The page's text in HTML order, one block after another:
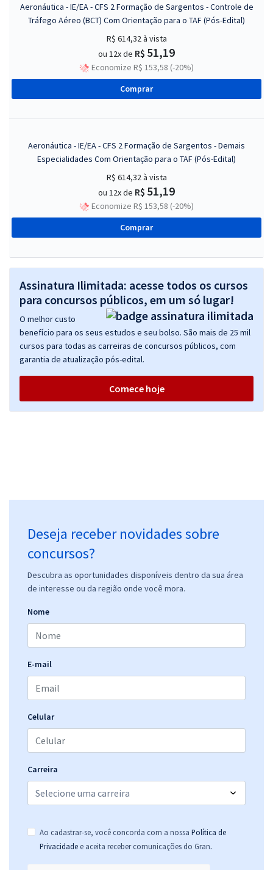
Aeronáutica - IE/EA - CFS 2 Formação de Sargentos - Controle de
Tráfego Aéreo (BCT) Com Orientação para o TAF (Pós-Edital)
R$ 614,32 à vista
ou 12x de R$ 51,19
Economize R$ 153,58 (-20%)
Comprar
Aeronáutica - IE/EA - CFS 2 Formação de Sargentos - Demais
Especialidades Com Orientação para o TAF (Pós-Edital)
R$ 614,32 à vista
ou 12x de R$ 51,19
Economize R$ 153,58 (-20%)
Comprar
Assinatura Ilimitada: acesse todos os cursos
para concursos públicos, em um só lugar!
O melhor custo
benefício para os seus estudos e seu bolso. São mais de 25 mil
cursos para todas as carreiras de concursos públicos, com
garantia de atualização pós-edital.
Comece hoje
Deseja receber novidades sobre
concursos?
Descubra as oportunidades disponíveis dentro da sua área
de interesse ou da região onde você mora.
Nome
E-mail
Celular
Carreira
Ao cadastrar-se, você concorda com a nossa Política de
Privacidade e aceita receber comunicações do Gran.